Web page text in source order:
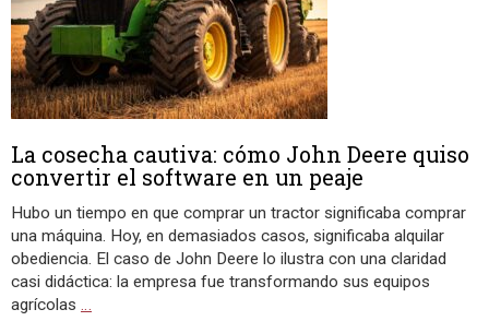
La cosecha cautiva: cómo John Deere quiso
convertir el software en un peaje
Hubo un tiempo en que comprar un tractor significaba comprar
una máquina. Hoy, en demasiados casos, significaba alquilar
obediencia. El caso de John Deere lo ilustra con una claridad
casi didáctica: la empresa fue transformando sus equipos
agrícolas …